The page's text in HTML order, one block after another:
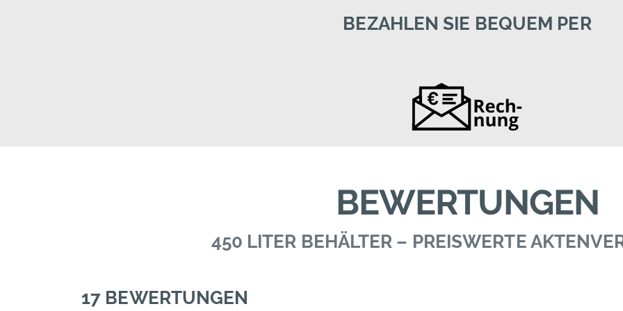
BEZAHLEN SIE BEQUEM PER
BEWERTUNGEN
450 LITER BEHÄLTER – PREISWERTE
17 BEWERTUNGEN